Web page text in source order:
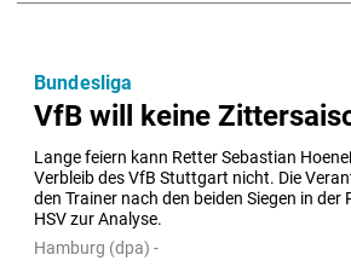
VfB will keine
Lange feiern kann Retter Sebastian
Verbleib des VfB Stuttgart nicht. Die
den Trainer nach den beiden Siegen in der
HSV zur Analyse.
Bundesliga
Hamburg (dpa) -